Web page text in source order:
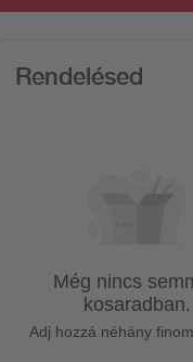
Rendelésed
Még nincs
kosaradban.
Adj hozzá néhány